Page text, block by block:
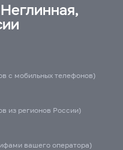
с мобильных телефонов)
из регионов России)
вашего оператора)